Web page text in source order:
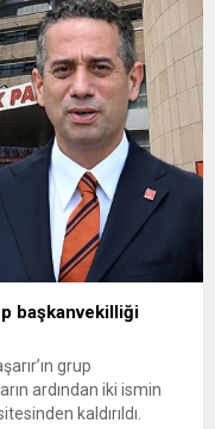
başkanvekilliği
grup
ardından iki ismin
kaldırıldı.